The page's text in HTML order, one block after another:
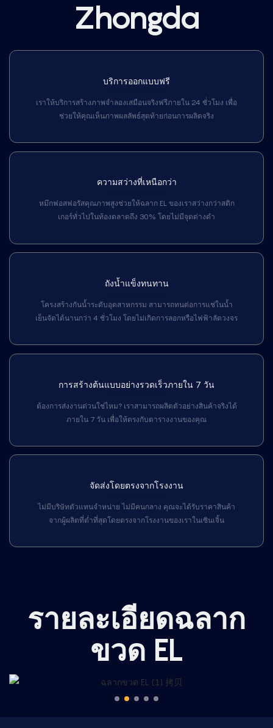
Zhongda
บริการออกแบบฟรี
เราให้บริการสร้างภาพจำลองเสมือนจริงฟรีภายใน 24 ชั่วโมง เพื่อ
ช่วยให้คุณเห็นภาพผลลัพธ์สุดท้ายก่อนการผลิตจริง
ความสว่างที่เหนือกว่า
หมึกฟอสฟอรัสคุณภาพสูงช่วยให้ฉลาก EL ของเราสว่างกว่าสติก
เกอร์ทั่วไปในท้องตลาดถึง 30% โดยไม่มีจุดด่างดำ
ถังน้ำแข็งทนทาน
โครงสร้างกันน้ำระดับอุตสาหกรรม สามารถทนต่อการแช่ในน้ำ
เย็นจัดได้นานกว่า 4 ชั่วโมง โดยไม่เกิดการลอกหรือไฟฟ้าลัดวงจร
การสร้างต้นแบบอย่างรวดเร็วภายใน 7 วัน
ต้องการส่งงานด่วนใช่ไหม? เราสามารถผลิตตัวอย่างสินค้าจริงได้
ภายใน 7 วัน เพื่อให้ตรงกับตารางงานของคุณ
จัดส่งโดยตรงจากโรงงาน
ไม่มีบริษัทตัวแทนจำหน่าย ไม่มีคนกลาง คุณจะได้รับราคาสินค้า
จากผู้ผลิตที่ต่ำที่สุดโดยตรงจากโรงงานของเราในเซินเจิ้น
รายละเอียดฉลาก
ขวด EL